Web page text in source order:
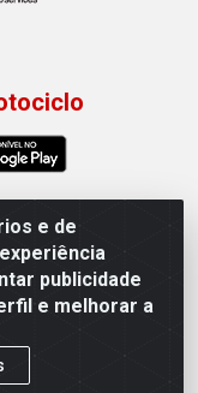
com
×
e de
publicidade
e melhorar a
Santos, 731 -
153 - CNPJ